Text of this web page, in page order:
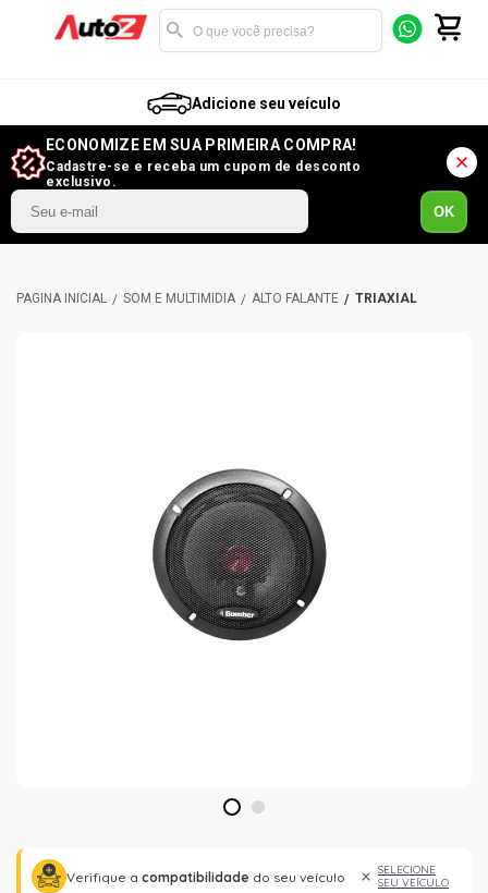
Adicione seu veículo
ECONOMIZE EM SUA PRIMEIRA COMPRA!
Cadastre-se e receba um cupom de desconto
exclusivo.
OK
SOM E MULTIMÍDIA ALTO FALANTE TRIAXIAL
1 2
Verifique a compatibilidade do seu veículo
SELECIONE
SEU VEÍCULO